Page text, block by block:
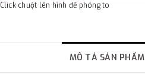
Click chuột lên hình để phóng to
MÔ TẢ SẢN PHẨM